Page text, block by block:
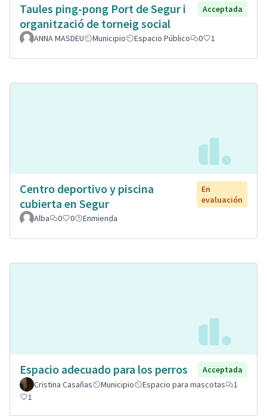
Taules ping-pong Port de Segur i
organització de torneig social
Acceptada
ANNA MASDEU Municipio Espacio Público 0 1
Centro deportivo y piscina
cubierta en Segur
En
evaluación
Alba
0 0 Enmienda
Espacio adecuado para los perros
Acceptada
Cristina Casañas
Municipio Espacio para mascotas
1
1